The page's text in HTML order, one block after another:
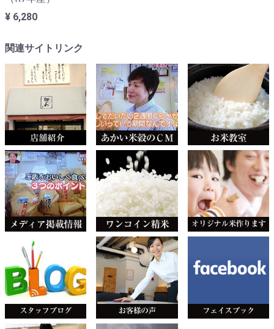
¥ 6,280
関連サイトリンク